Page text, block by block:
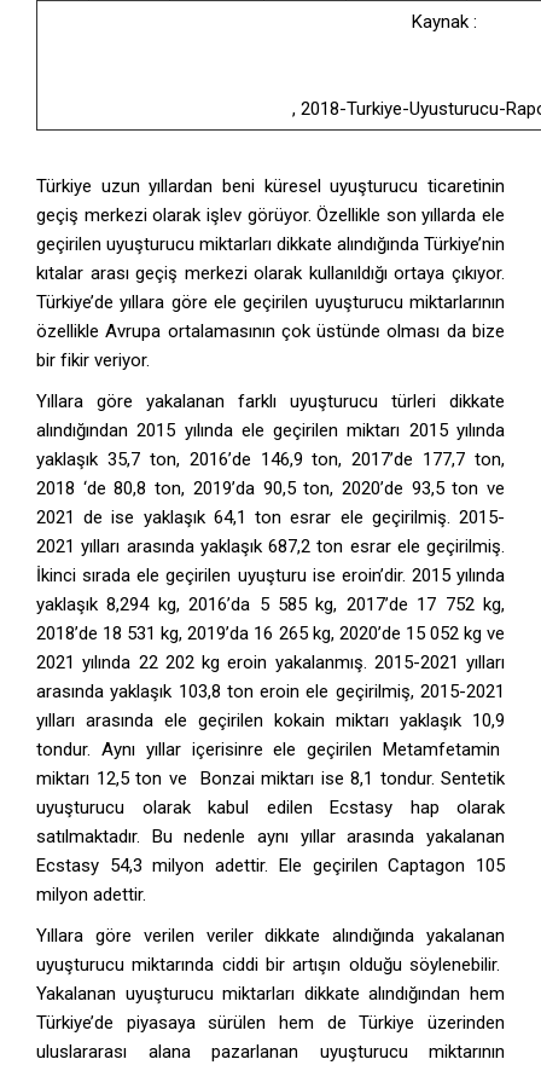
Kaynak :
, 2018-Turkiye-Uyusturucu-
Türkiye uzun yıllardan beni küresel uyuşturucu ticaretinin
geçiş merkezi olarak işlev görüyor. Özellikle son yıllarda ele
geçirilen uyuşturucu miktarları dikkate alındığında Türkiye’nin
kıtalar arası geçiş merkezi olarak kullanıldığı ortaya çıkıyor.
Türkiye’de yıllara göre ele geçirilen uyuşturucu miktarlarının
özellikle Avrupa ortalamasının çok üstünde olması da bize
bir fikir veriyor.
Yıllara göre yakalanan farklı uyuşturucu türleri dikkate
alındığından 2015 yılında ele geçirilen miktarı 2015 yılında
yaklaşık 35,7 ton, 2016’de 146,9 ton, 2017’de 177,7 ton,
2018 ‘de 80,8 ton, 2019’da 90,5 ton, 2020’de 93,5 ton ve
2021 de ise yaklaşık 64,1 ton esrar ele geçirilmiş. 2015-
2021 yılları arasında yaklaşık 687,2 ton esrar ele geçirilmiş.
İkinci sırada ele geçirilen uyuşturu ise eroin’dir. 2015 yılında
yaklaşık 8,294 kg, 2016’da 5 585 kg, 2017’de 17 752 kg,
2018’de 18 531 kg, 2019’da 16 265 kg, 2020’de 15 052 kg ve
2021 yılında 22 202 kg eroin yakalanmış. 2015-2021 yılları
arasında yaklaşık 103,8 ton eroin ele geçirilmiş, 2015-2021
yılları arasında ele geçirilen kokain miktarı yaklaşık 10,9
tondur. Aynı yıllar içerisinre ele geçirilen Metamfetamin
miktarı 12,5 ton ve Bonzai miktarı ise 8,1 tondur. Sentetik
uyuşturucu olarak kabul edilen Ecstasy hap olarak
satılmaktadır. Bu nedenle aynı yıllar arasında yakalanan
Ecstasy 54,3 milyon adettir. Ele geçirilen Captagon 105
milyon adettir.
Yıllara göre verilen veriler dikkate alındığında yakalanan
uyuşturucu miktarında ciddi bir artışın olduğu söylenebilir.
Yakalanan uyuşturucu miktarları dikkate alındığından hem
Türkiye’de piyasaya sürülen hem de Türkiye üzerinden
uluslararası alana pazarlanan uyuşturucu miktarının